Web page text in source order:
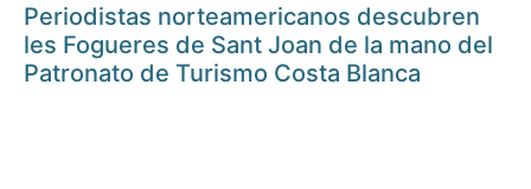
Periodistas norteamericanos descubren
les Fogueres de Sant Joan de la mano del
Patronato de Turismo Costa Blanca